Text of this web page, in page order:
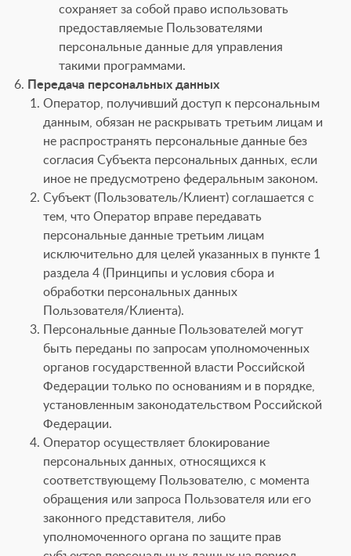
сохраняет за собой право использовать
предоставляемые Пользователями
персональные данные для управления
такими программами.
Передача персональных данных
Оператор, получивший доступ к персональным
данным, обязан не раскрывать третьим лицам и
не распространять персональные данные без
согласия Cубъекта персональных данных, если
иное не предусмотрено федеральным законом.
Субъект (Пользователь/Клиент) соглашается с
тем, что Оператор вправе передавать
персональные данные третьим лицам
исключительно для целей указанных в пункте 1
раздела 4 (Принципы и условия сбора и
обработки персональных данных
Пользователя/Клиента).
Персональные данные Пользователей могут
быть переданы по запросам уполномоченных
органов государственной власти Российской
Федерации только по основаниям и в порядке,
установленным законодательством Российской
Федерации.
Оператор осуществляет блокирование
персональных данных, относящихся к
соответствующему Пользователю, с момента
обращения или запроса Пользователя или его
законного представителя, либо
уполномоченного органа по защите прав